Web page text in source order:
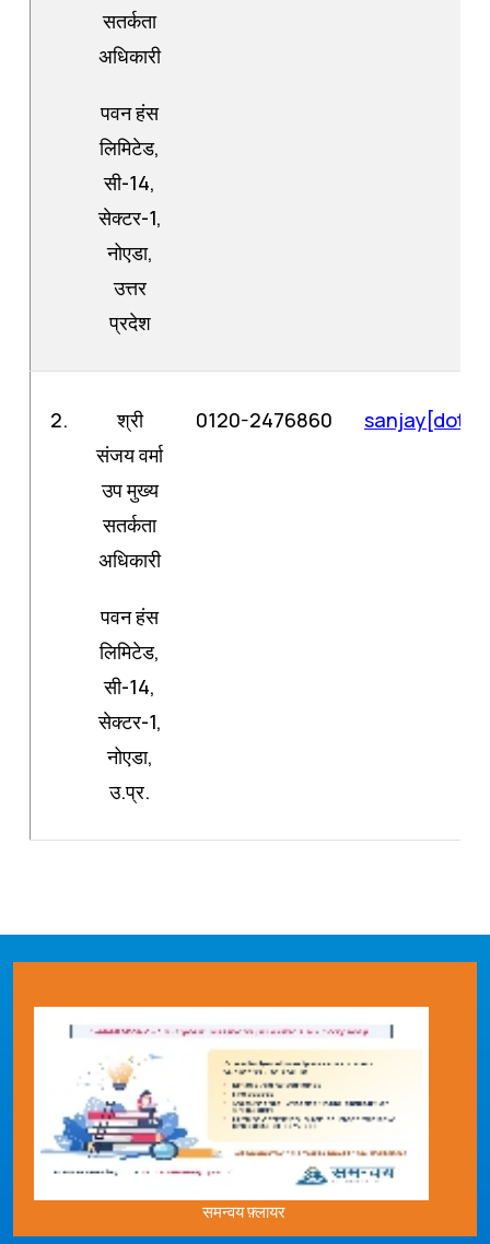
सतर्कता
अधिकारी
पवन हंस
लिमिटेड,
सी-14,
सेक्टर-1,
नोएडा,
उत्तर
प्रदेश
2.
श्री
संजय वर्मा
उप मुख्य
सतर्कता
अधिकारी
पवन हंस
लिमिटेड,
सी-14,
सेक्टर-1,
नोएडा,
उ.प्र.
0120-2476860
समन्वय फ़्लायर